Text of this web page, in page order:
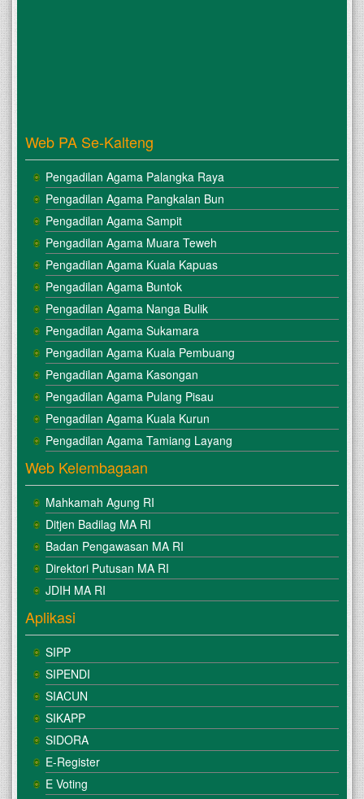
Web PA Se-Kalteng
Pengadilan Agama Palangka Raya
Pengadilan Agama Pangkalan Bun
Pengadilan Agama Sampit
Pengadilan Agama Muara Teweh
Pengadilan Agama Kuala Kapuas
Pengadilan Agama Buntok
Pengadilan Agama Nanga Bulik
Pengadilan Agama Sukamara
Pengadilan Agama Kuala Pembuang
Pengadilan Agama Kasongan
Pengadilan Agama Pulang Pisau
Pengadilan Agama Kuala Kurun
Pengadilan Agama Tamiang Layang
Web Kelembagaan
Mahkamah Agung RI
Ditjen Badilag MA RI
Badan Pengawasan MA RI
Direktori Putusan MA RI
JDIH MA RI
Aplikasi
SIPP
SIPENDI
SIACUN
SIKAPP
SIDORA
E-Register
E Voting